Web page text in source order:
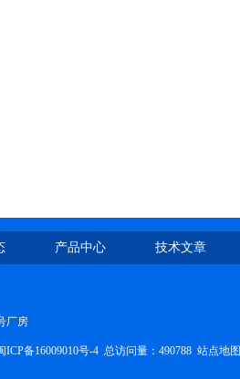
产品中心 技术文章
厂房
ICP备16009010号-4 总访问量：490788 站点地图